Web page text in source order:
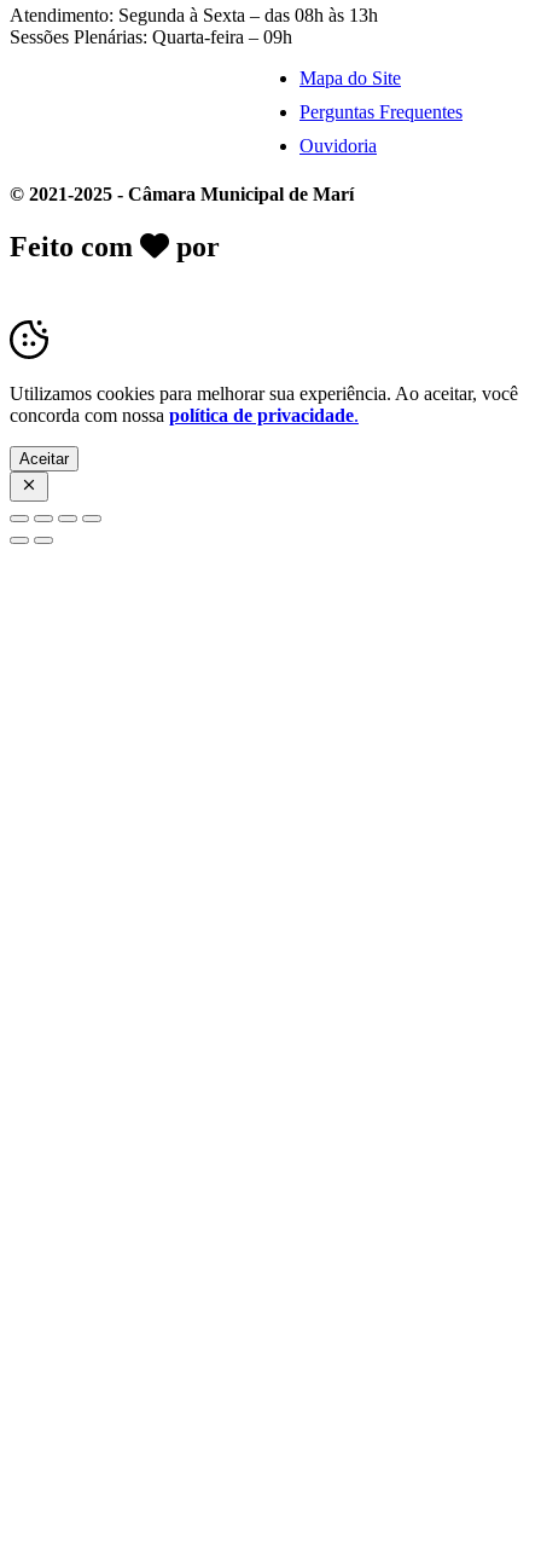
Atendimento: Segunda à Sexta – das 08h às 13h
Sessões Plenárias: Quarta-feira – 09h
Mapa do Site
Perguntas Frequentes
Ouvidoria
© 2021-2025 - Câmara Municipal de Marí
Feito com por
Utilizamos cookies para melhorar sua experiência. Ao aceitar, você
concorda com nossa política de privacidade.
Aceitar